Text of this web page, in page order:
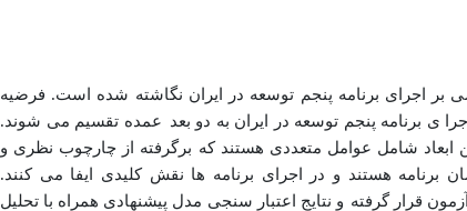
بر اجرای برنامه پنجم توسعه در ایران نگاشته شده است. فرضیه
ی برنامه پنجم توسعه در ایران به دو بعد عمده تقسیم می شوند.
ابعاد شامل عوامل متعددی هستند که برگرفته از چارچوب نظری و
برنامه هستند و در اجرای برنامه ها نقش کلیدی ایفا می کنند.
قرار گرفته و نتایج اعتبار سنجی مدل پیشنهادی همراه با تحلیل